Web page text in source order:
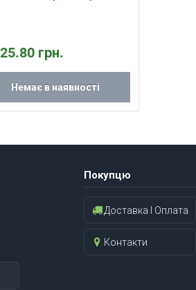
грн.
Немає в наявності
Покупцю
Доставка І Оплата
Контакти